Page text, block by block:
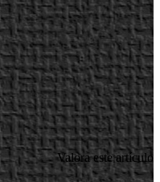
Valora este artículo